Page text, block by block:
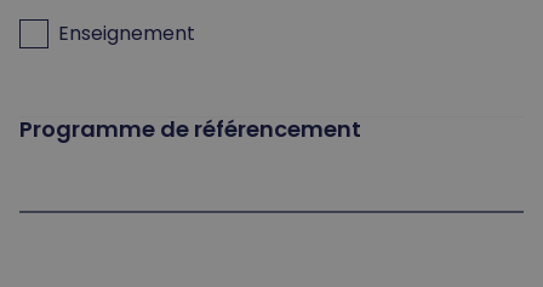
Enseignement
Programme de référencement